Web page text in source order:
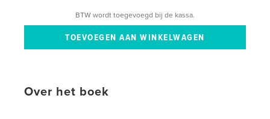
BTW wordt toegevoegd bij de kassa.
Over het boek